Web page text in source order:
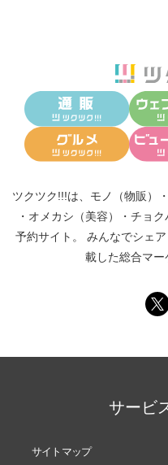
ツクツク!!!は、 モノ（物販） ・
・ オメカシ（美容） ・ チョク
予約サイト。
みんなでシェア
載した総合マー
サービ
サイトマップ